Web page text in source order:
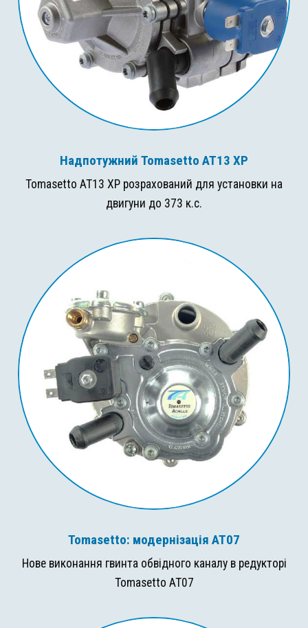
Надпотужний Tomasetto AT13 XP
Tomasetto AT13 XP розрахований для установки на
двигуни до 373 к.с.
Tomasetto: модернізація AT07
Нове виконання гвинта обвідного каналу в редукторі
Tomasetto AT07